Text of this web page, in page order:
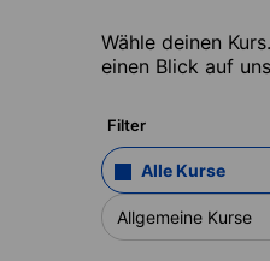
Wähle deinen
einen Blick auf
Filter
Alle Kurse
Allgemeine Kurse